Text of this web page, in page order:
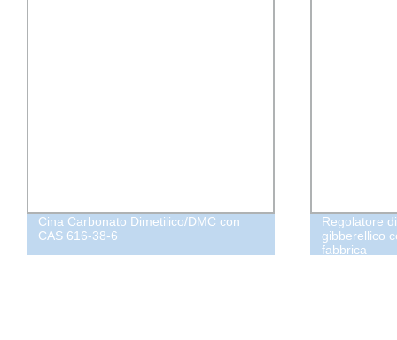
Cina Carbonato Dimetilico/DMC con
CAS 616-38-6
Regolatore
gibberellico
fabbrica